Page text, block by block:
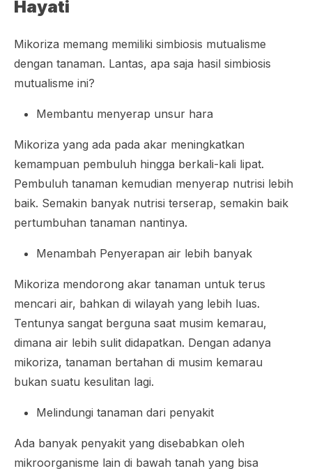
Hayati
Mikoriza memang memiliki simbiosis mutualisme
dengan tanaman. Lantas, apa saja hasil simbiosis
mutualisme ini?
Membantu menyerap unsur hara
Mikoriza yang ada pada akar meningkatkan
kemampuan pembuluh hingga berkali-kali lipat.
Pembuluh tanaman kemudian menyerap nutrisi lebih
baik. Semakin banyak nutrisi terserap, semakin baik
pertumbuhan tanaman nantinya.
Menambah Penyerapan air lebih banyak
Mikoriza mendorong akar tanaman untuk terus
mencari air, bahkan di wilayah yang lebih luas.
Tentunya sangat berguna saat musim kemarau,
dimana air lebih sulit didapatkan. Dengan adanya
mikoriza, tanaman bertahan di musim kemarau
bukan suatu kesulitan lagi.
Melindungi tanaman dari penyakit
Ada banyak penyakit yang disebabkan oleh
mikroorganisme lain di bawah tanah yang bisa